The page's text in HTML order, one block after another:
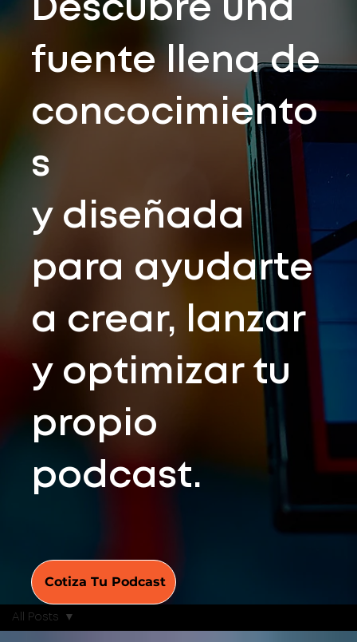
Descubre una
fuente llena de
concocimiento
s
y diseñada
para ayudarte
a crear, lanzar
y optimizar tu
propio
podcast.
Cotiza Tu Podcast
All Posts